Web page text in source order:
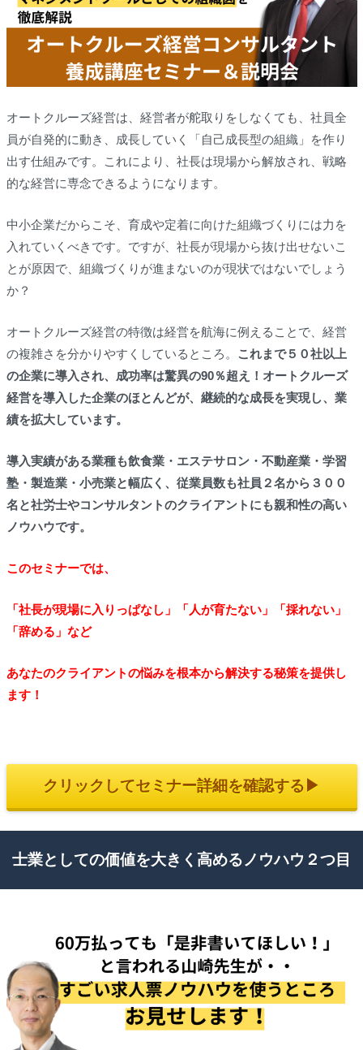
オートクルーズ経営は、経営者が舵取りをしなくても、社員全
員が自発的に動き、成長していく「自己成長型の組織」を作り
出す仕組みです。これにより、社長は現場から解放され、戦略
的な経営に専念できるようになります。
中小企業だからこそ、育成や定着に向けた組織づくりには力を
入れていくべきです。ですが、社長が現場から抜け出せないこ
とが原因で、組織づくりが進まないのが現状ではないでしょう
か？
オートクルーズ経営の特徴は経営を航海に例えることで、経営
の複雑さを分かりやすくしているところ。 これまで５０社以上
の企業に導入され、成功率は驚異の90％超え！オートクルーズ
経営を導入した企業のほとんどが、継続的な成長を実現し、業
績を拡大しています。
導入実績がある業種も飲食業・エステサロン・不動産業・学習
塾・製造業・小売業と幅広く、従業員数も社員２名から３００
名と社労士やコンサルタントのクライアントにも親和性の高い
ノウハウです。
このセミナーでは、
「社長が現場に入りっぱなし」「人が育たない」「採れない」
「辞める」など
あなたのクライアントの悩みを根本から解決する秘策を提供し
ます！
クリックしてセミナー詳細を確認する▶︎
士業としての価値を大きく高めるノウハウ２つ目